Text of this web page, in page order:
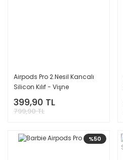
Airpods Pro 2.Nesil Kancalı
Silicon Kılıf - Vişne
399,90 TL
799,90 TL
%50